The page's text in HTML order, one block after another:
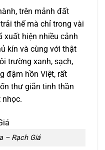
trên mảnh đất
thế mà chỉ trong vài
xuất hiện nhiều cảnh
kín và cùng với thật
trường xanh, sạch,
đậm hồn Việt, rất
thư giãn tinh thần
– Rạch Giá